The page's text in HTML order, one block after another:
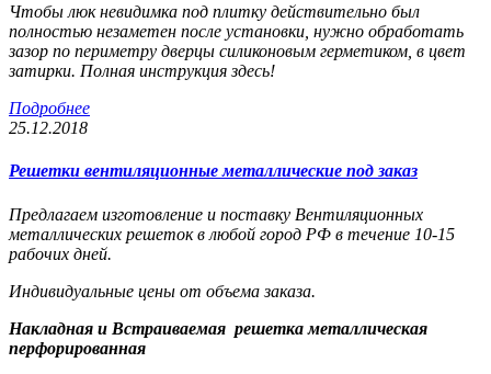
Чтобы люк невидимка под плитку действительно был
полностью незаметен после установки, нужно обработать
зазор по периметру дверцы силиконовым герметиком, в цвет
затирки. Полная инструкция здесь!
Подробнее
25.12.2018
Решетки вентиляционные металлические под заказ
Предлагаем изготовление и поставку Вентиляционных
металлических решеток в любой город РФ в течение 10-15
рабочих дней.
Индивидуальные цены от объема заказа.
Накладная и Встраиваемая решетка металлическая
перфорированная